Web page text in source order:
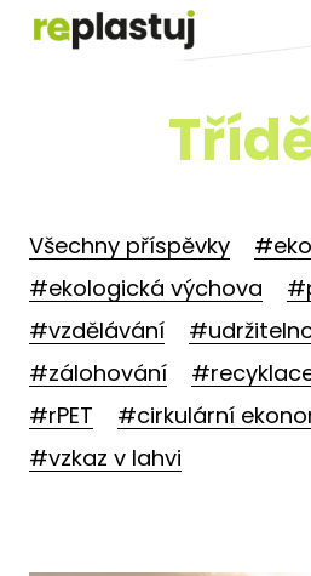
Všechny příspěvky
#ekologická výchova
#vzdělávání
#zálohování
#rPET
#cirkulární
#vzkaz v lahvi